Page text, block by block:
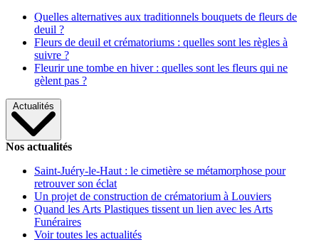
Quelles alternatives aux traditionnels bouquets de fleurs de
deuil ?
Fleurs de deuil et crématoriums : quelles sont les règles à
suivre ?
Fleurir une tombe en hiver : quelles sont les fleurs qui ne
gèlent pas ?
Actualités
Nos actualités
Saint-Juéry-le-Haut : le cimetière se métamorphose pour
retrouver son éclat
Un projet de construction de crématorium à Louviers
Quand les Arts Plastiques tissent un lien avec les Arts
Funéraires
Voir toutes les actualités